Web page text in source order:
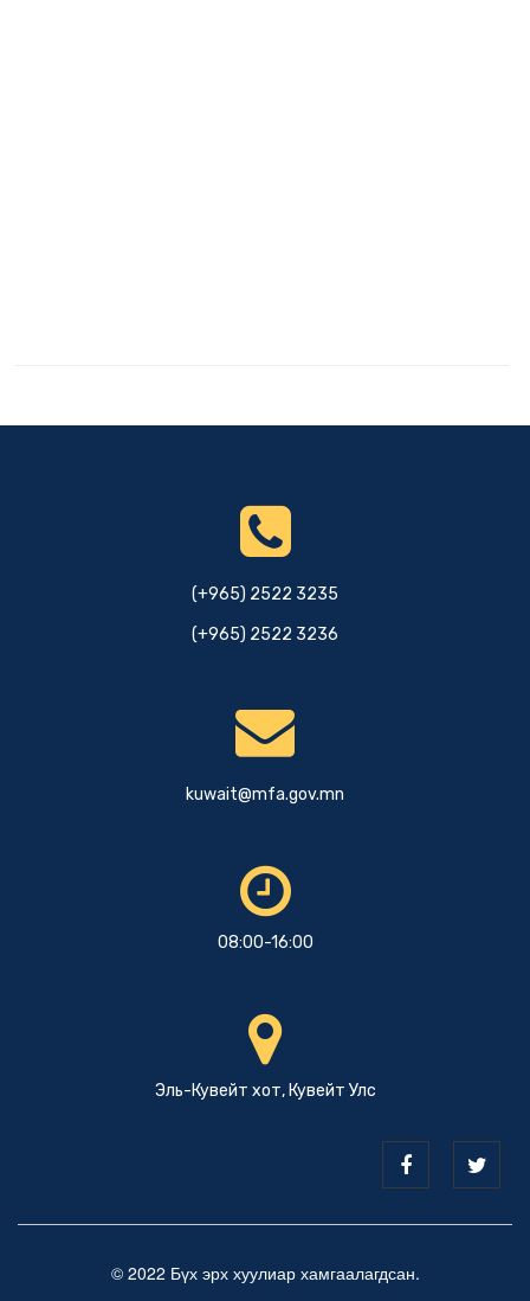
(+965) 2522 3235
(+965) 2522 3236
kuwait@mfa.gov.mn
08:00-16:00
Эль-Кувейт хот, Кувейт Улс
© 2022 Бүх эрх хуулиар хамгаалагдсан.